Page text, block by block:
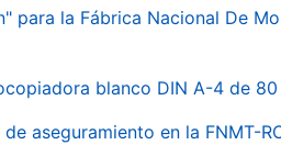
para la Fábrica Nacional De
blanco DIN A-4 de 80
aseguramiento en la FNMT-